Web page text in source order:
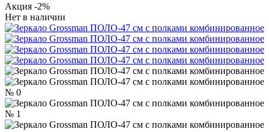
Акция -2%
Нет в наличии